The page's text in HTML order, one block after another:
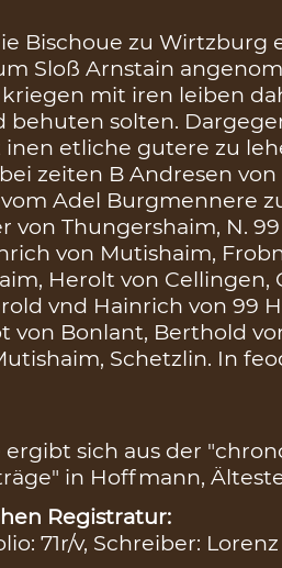
Bischoue zu Wirtzburg
Sloß Arnstain
mit iren leiben
behuten solten.
etliche gutere zu
zeiten B Andresen
Adel Burgmennere
von Thungershaim, N.
von Mutishaim,
Herolt von Cellingen,
vnd Hainrich von 99
von Bonlant, Berthold
Schetzlin. In
ergibt sich aus der
in Hoffmann,
Registratur:
71r/v, Schreiber: